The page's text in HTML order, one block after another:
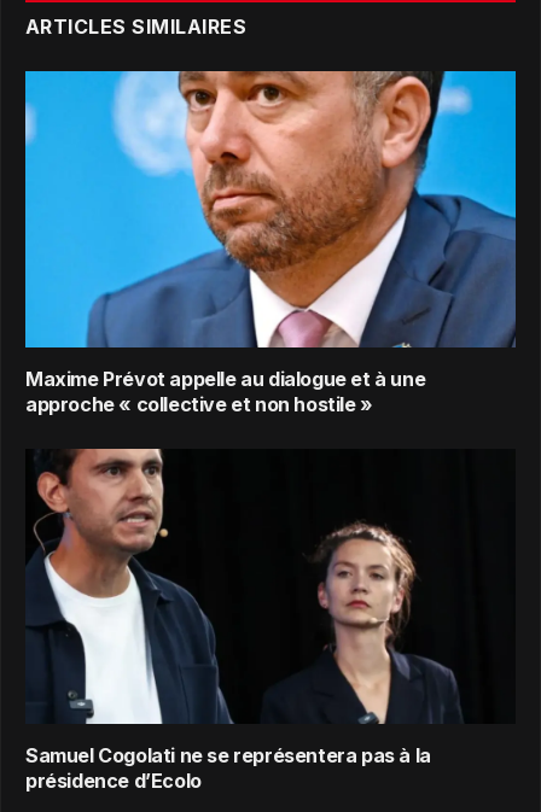
ARTICLES SIMILAIRES
Maxime Prévot appelle au dialogue et à une
approche « collective et non hostile »
Samuel Cogolati ne se représentera pas à la
présidence d’Ecolo